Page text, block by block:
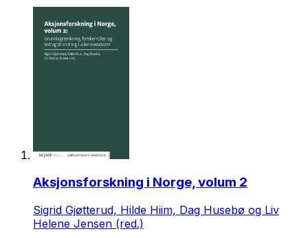
Aksjonsforskning i Norge, volum 2
Sigrid Gjøtterud, Hilde Hiim, Dag Husebø og Liv
Helene Jensen (red.)